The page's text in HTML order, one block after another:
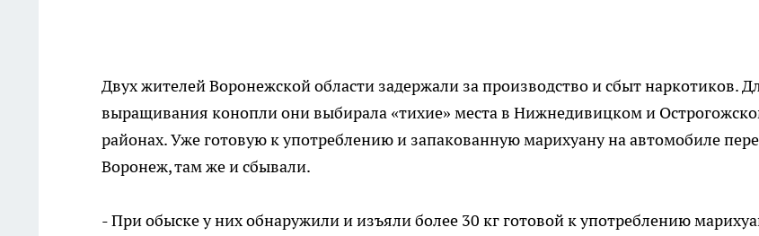
Двух жителей Воронежской области задержали за производство и сбыт наркотиков.
выращивания конопли они выбирала «тихие» места в Нижнедивицком и
районах. Уже готовую к употреблению и запакованную марихуану на автомобиле
Воронеж, там же и сбывали.
- При обыске у них обнаружили и изъяли более 30 кг готовой к употреблению